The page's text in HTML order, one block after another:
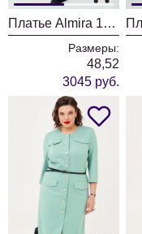
Платье Almira 105 терракот
Размеры:
48,52
3045 руб.